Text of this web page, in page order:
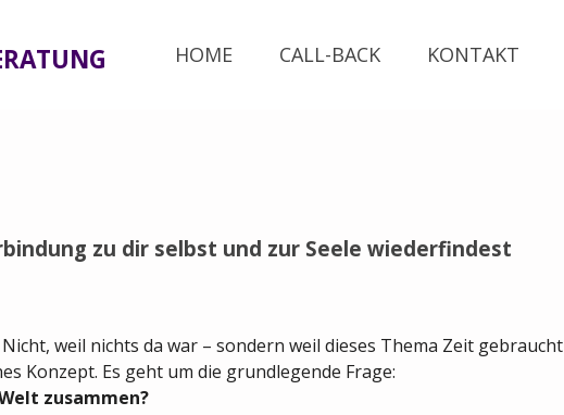
HOME CALL-BACK KONTAKT
zu dir selbst und zur Seele wiederfindest
weil nichts da war – sondern weil dieses Thema Zeit gebraucht
Konzept. Es geht um die grundlegende Frage:
zusammen?